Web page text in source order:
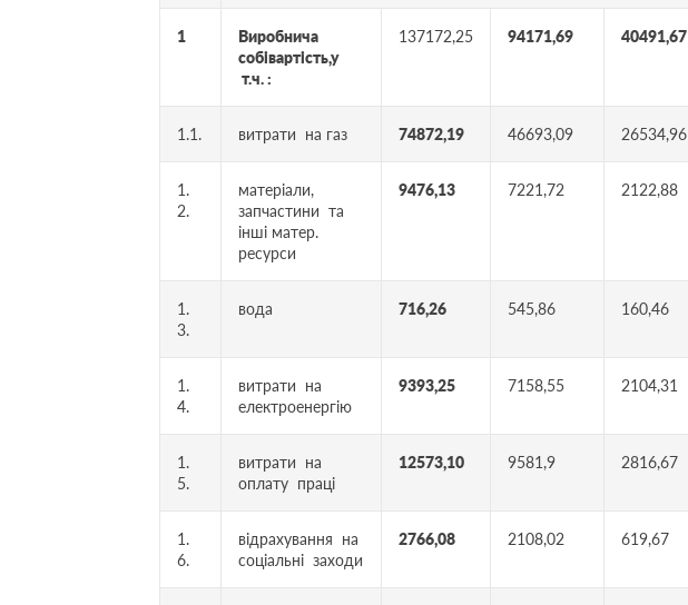
1
Виробнича
собівартість,у
т.ч. :
137172,25 94171,69 40491,67
1.1. витрати на газ 74872,19 46693,09 26534,96
1.
2.
матеріали,
запчастини та
інші матер.
ресурси
9476,13 7221,72 2122,88
1.
3.
вода 716,26 545,86 160,46
1.
4.
витрати на
електроенергію
9393,25 7158,55 2104,31
1.
5.
витрати на
оплату праці
12573,10 9581,9 2816,67
1.
6.
відрахування на
соціальні заходи
2766,08 2108,02 619,67